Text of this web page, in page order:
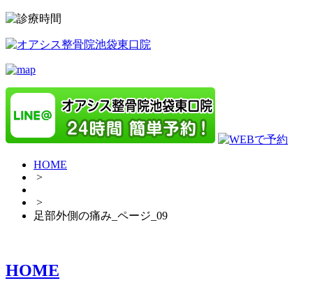
HOME
>
>
足部外側の痛み_ページ_09
HOME